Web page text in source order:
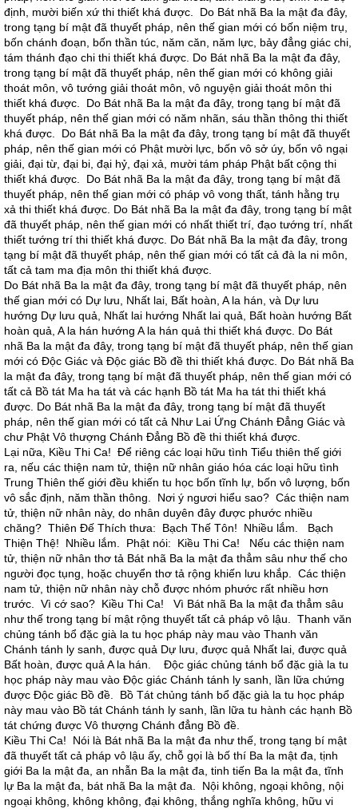
định, mười biến xứ thi thiết khá được. Do Bát nhã Ba la mật đa đây,
trong tạng bí mật đã thuyết pháp, nên thế gian mới có bốn niệm trụ,
bốn chánh đoạn, bốn thần túc, năm căn, năm lực, bảy đẳng giác chi,
tám thánh đạo chi thi thiết khá được. Do Bát nhã Ba la mật đa đây,
trong tạng bí mật đã thuyết pháp, nên thế gian mới có không giải
thoát môn, vô tướng giải thoát môn, vô nguyện giải thoát môn thi
thiết khá được. Do Bát nhã Ba la mật đa đây, trong tạng bí mật đã
thuyết pháp, nên thế gian mới có năm nhãn, sáu thần thông thi thiết
khá được. Do Bát nhã Ba la mật đa đây, trong tạng bí mật đã thuyết
pháp, nên thế gian mới có Phật mười lực, bốn vô sở úy, bốn vô ngại
giải, đại từ, đại bi, đại hỷ, đại xả, mười tám pháp Phật bất cộng thi
thiết khá được. Do Bát nhã Ba la mật đa đây, trong tạng bí mật đã
thuyết pháp, nên thế gian mới có pháp vô vong thất, tánh hằng trụ
xả thi thiết khá được. Do Bát nhã Ba la mật đa đây, trong tạng bí mật
đã thuyết pháp, nên thế gian mới có nhất thiết trí, đạo tướng trí, nhất
thiết tướng trí thi thiết khá được. Do Bát nhã Ba la mật đa đây, trong
tạng bí mật đã thuyết pháp, nên thế gian mới có tất cả đà la ni môn,
tất cả tam ma địa môn thi thiết khá được.
Do Bát nhã Ba la mật đa đây, trong tạng bí mật đã thuyết pháp, nên
thế gian mới có Dự lưu, Nhất lai, Bất hoàn, A la hán, và Dự lưu
hướng Dự lưu quả, Nhất lai hướng Nhất lai quả, Bất hoàn hướng Bất
hoàn quả, A la hán hướng A la hán quả thi thiết khá được. Do Bát
nhã Ba la mật đa đây, trong tạng bí mật đã thuyết pháp, nên thế gian
mới có Độc Giác và Độc giác Bồ đề thi thiết khá được. Do Bát nhã Ba
la mật đa đây, trong tạng bí mật đã thuyết pháp, nên thế gian mới có
tất cả Bồ tát Ma ha tát và các hạnh Bồ tát Ma ha tát thi thiết khá
được. Do Bát nhã Ba la mật đa đây, trong tạng bí mật đã thuyết
pháp, nên thế gian mới có tất cả Như Lai Ứng Chánh Đẳng Giác và
chư Phật Vô thượng Chánh Đẳng Bồ đề thi thiết khá được.
Lại nữa, Kiều Thi Ca! Để riêng các loại hữu tình Tiểu thiên thế giới
ra, nếu các thiện nam tử, thiện nữ nhân giáo hóa các loại hữu tình
Trung Thiên thế giới đều khiến tu học bốn tĩnh lự, bốn vô lượng, bốn
vô sắc định, năm thần thông. Nơi ý ngươi hiểu sao? Các thiện nam
tử, thiện nữ nhân này, do nhân duyên đây được phước nhiều
chăng? Thiên Đế Thích thưa: Bạch Thế Tôn! Nhiều lắm. Bạch
Thiện Thệ! Nhiều lắm. Phật nói: Kiều Thi Ca! Nếu các thiện nam
tử, thiện nữ nhân thơ tả Bát nhã Ba la mật đa thẳm sâu như thế cho
người đọc tụng, hoặc chuyển thơ tả rộng khiến lưu khắp. Các thiện
nam tử, thiện nữ nhân này chỗ được nhóm phước rất nhiều hơn
trước. Vì cớ sao? Kiều Thi Ca! Vì Bát nhã Ba la mật đa thẳm sâu
như thế trong tạng bí mật rộng thuyết tất cả pháp vô lậu. Thanh văn
chủng tánh bổ đặc già la tu học pháp này mau vào Thanh văn
Chánh tánh ly sanh, được quả Dự lưu, được quả Nhất lai, được quả
Bất hoàn, được quả A la hán. Độc giác chủng tánh bổ đặc già la tu
học pháp này mau vào Độc giác Chánh tánh ly sanh, lần lữa chứng
được Độc giác Bồ đề. Bồ Tát chủng tánh bổ đặc già la tu học pháp
này mau vào Bồ tát Chánh tánh ly sanh, lần lữa tu hành các hạnh Bồ
tát chứng được Vô thượng Chánh đẳng Bồ đề.
Kiều Thi Ca! Nói là Bát nhã Ba la mật đa như thế, trong tạng bí mật
đã thuyết tất cả pháp vô lậu ấy, chỗ gọi là bố thí Ba la mật đa, tịnh
giới Ba la mật đa, an nhẫn Ba la mật đa, tinh tiến Ba la mật đa, tĩnh
lự Ba la mật đa, bát nhã Ba la mật đa. Nội không, ngoại không, nội
ngoại không, không không, đại không, thắng nghĩa không, hữu vi